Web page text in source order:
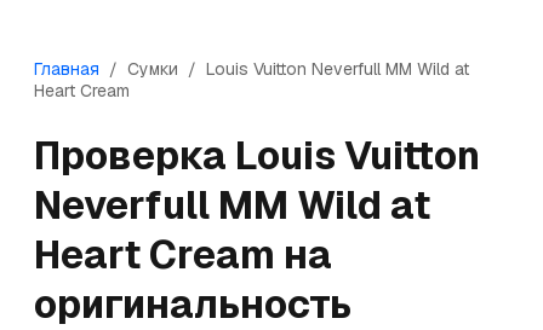
Главная / Сумки / Louis Vuitton Neverfull MM Wild at
Heart Cream
Проверка Louis Vuitton
Neverfull MM Wild at
Heart Cream на
оригинальность